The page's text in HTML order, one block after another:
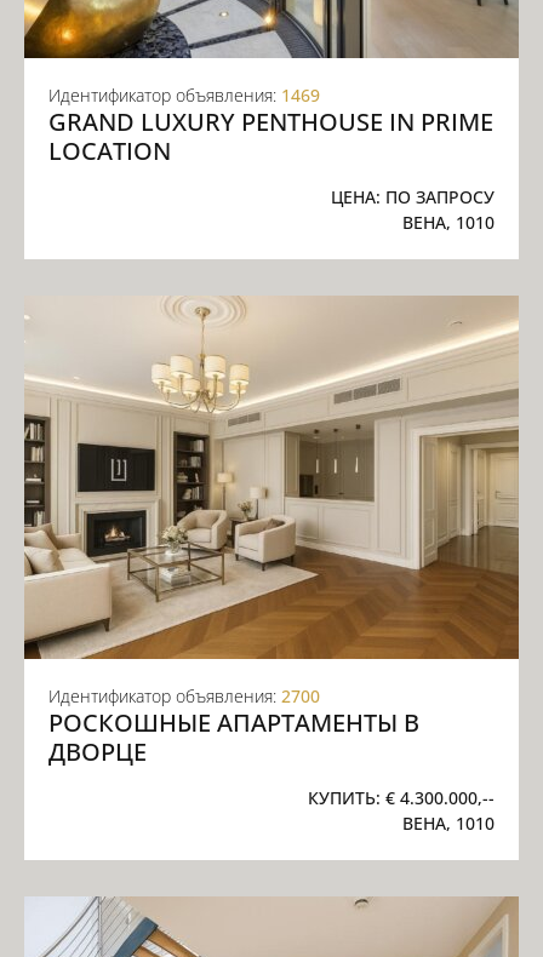
Идентификатор объявления: 1469
GRAND LUXURY PENTHOUSE IN PRIME
LOCATION
ЦЕНА: ПО ЗАПРОСУ
ВЕНА, 1010
Идентификатор объявления: 2700
РОСКОШНЫЕ АПАРТАМЕНТЫ В
ДВОРЦЕ
КУПИТЬ: € 4.300.000,--
ВЕНА, 1010